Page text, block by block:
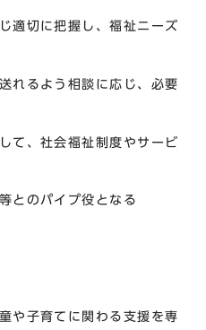
適切に把握し、福祉ニーズ
れるよう相談に応じ、必要
て、社会福祉制度やサービ
とのパイプ役となる
や子育てに関わる支援を専